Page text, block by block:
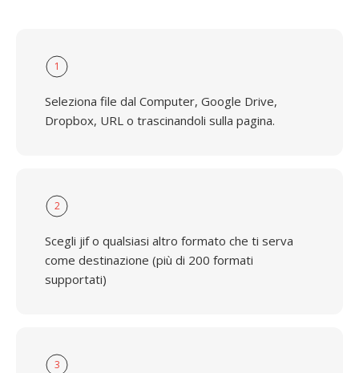
1
Seleziona file dal Computer, Google Drive,
Dropbox, URL o trascinandoli sulla pagina.
2
Scegli jif o qualsiasi altro formato che ti serva
come destinazione (più di 200 formati
supportati)
3